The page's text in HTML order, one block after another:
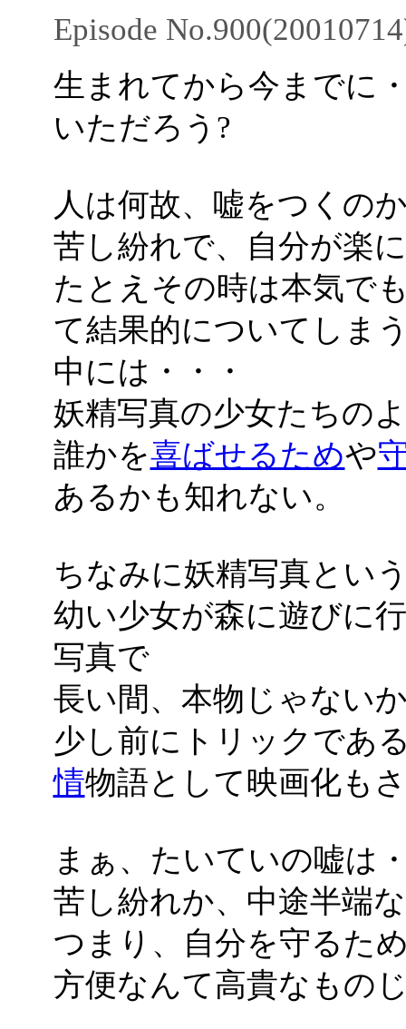
Episode
生まれてから今までに
いただろう?
人は何故、嘘をつくの
苦し紛れで、自分が楽
たとえその時は本気で
て結果的についてしま
中には・・・
妖精写真の少女たちの
誰かを喜ばせるためや
あるかも知れない。
ちなみに妖精写真とい
幼い少女が森に遊びに
写真で
長い間、本物じゃない
少し前にトリックであ
情物語として映画化も
まぁ、たいていの嘘は
苦し紛れか、中途半端
つまり、自分を守るた
方便なんて高貴なもの